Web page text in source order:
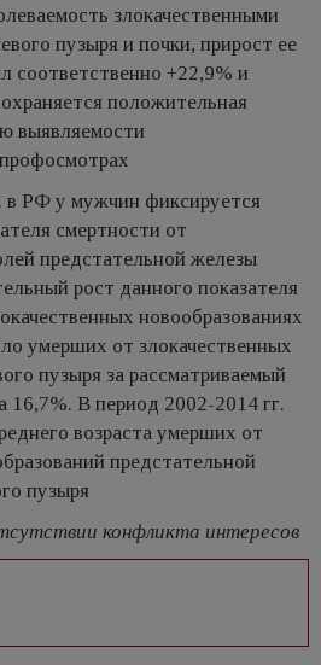
злокачественными
пузыря и почки, прирост ее
соответственно +22,9% и
положительная
выявляемости
в РФ у мужчин фиксируется
смертности от
предстательной железы
рост данного показателя
новообразованиях
умерших от злокачественных
пузыря за рассматриваемый
16,7%. В период 2002-2014 гг.
возраста умерших от
предстательной
пузыря
конфликта интересов